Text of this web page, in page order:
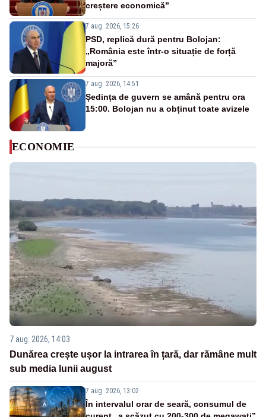
creștere economică”
7 aug. 2026, 15:26
PSD, replică dură pentru Bolojan:
„România este într-o situație de forță
majoră”
7 aug. 2026, 14:51
Ședința de guvern se amână pentru ora
15:00. Bolojan nu a obținut toate avizele
ECONOMIE
7 aug. 2026, 14:03
Dunărea crește ușor la intrarea în țară, dar rămâne mult
sub media lunii august
7 aug. 2026, 13:02
În intervalul orar de seară, consumul de